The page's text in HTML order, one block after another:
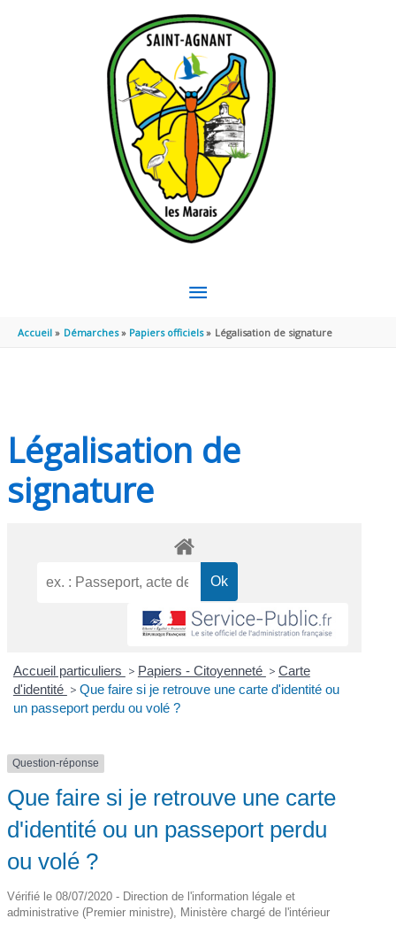
MENU
PRINCIPAL
Accueil Démarches Papiers officiels Légalisation de signature
Légalisation de
signature
Accueil particuliers > Papiers - Citoyenneté > Carte
d'identité > Que faire si je retrouve une carte d'identité ou
un passeport perdu ou volé ?
Question-réponse
Que faire si je retrouve une carte
d'identité ou un passeport perdu
ou volé ?
Vérifié le 08/07/2020 - Direction de l'information légale et
administrative (Premier ministre), Ministère chargé de l'intérieur